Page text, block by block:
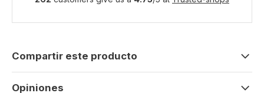
Compartir este producto
Opiniones